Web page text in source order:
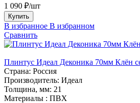
1 090 ₽/шт
Купить
В избранное В избранном
Сравнить
Плинтус Идеал Деконика 70мм Клён
Страна: Россия
Производитель: Идеал
Толщина, мм: 21
Материалы : ПВХ